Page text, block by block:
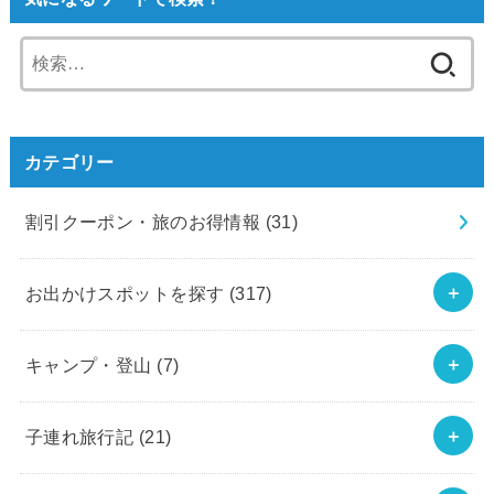
索:
カテゴリー
割引クーポン・旅のお得情報 (31)
お出かけスポットを探す (317)
キャンプ・登山 (7)
子連れ旅行記 (21)